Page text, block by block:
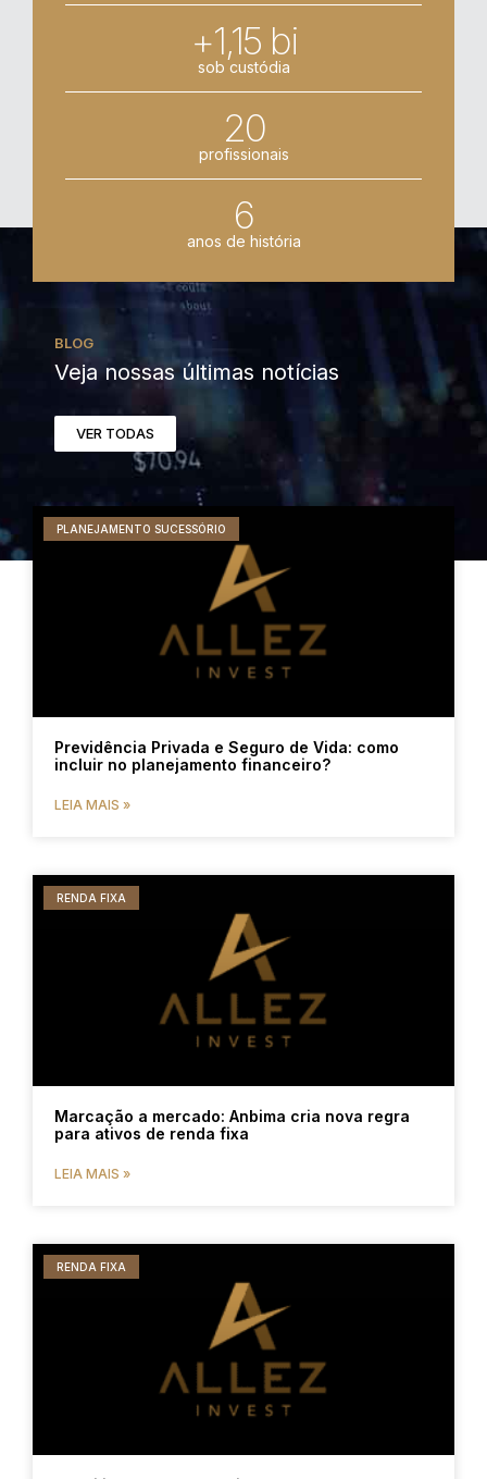
+1,15 bi
sob custódia
20
profissionais
6
anos de história
BLOG
Veja nossas últimas notícias
VER TODAS
PLANEJAMENTO SUCESSÓRIO
Previdência Privada e Seguro de Vida: como
incluir no planejamento financeiro?
LEIA MAIS »
RENDA FIXA
Marcação a mercado: Anbima cria nova regra
para ativos de renda fixa
LEIA MAIS »
RENDA FIXA